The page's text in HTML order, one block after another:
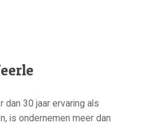
dan 30 jaar ervaring als
is ondernemen meer dan